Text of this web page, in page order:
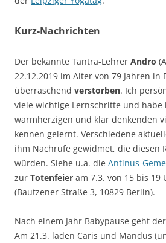
Kurz-Nachrichten
Der bekannte Tantra-Lehrer Andro
22.12.2019 im Alter von 79 Jahren in
überraschend verstorben. Ich
viele wichtige Lernschritte und habe
warmherzigen und klar denkenden
kennen gelernt. Verschiedene
ihm Nachrufe gewidmet, die diesen
würden. Siehe u.a. die Antinus-
zur Totenfeier am 7.3. von 15 bis 19
(Bautzener Straße 3, 10829 Berlin). ­
Nach einem Jahr Babypause geht der
Am 21.3. laden Caris und Mandus